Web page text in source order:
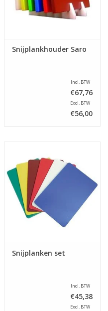
Snijplankhouder Saro
Incl. BTW
€67,76
Excl. BTW
€56,00
Snijplanken set
Incl. BTW
€45,38
Excl. BTW